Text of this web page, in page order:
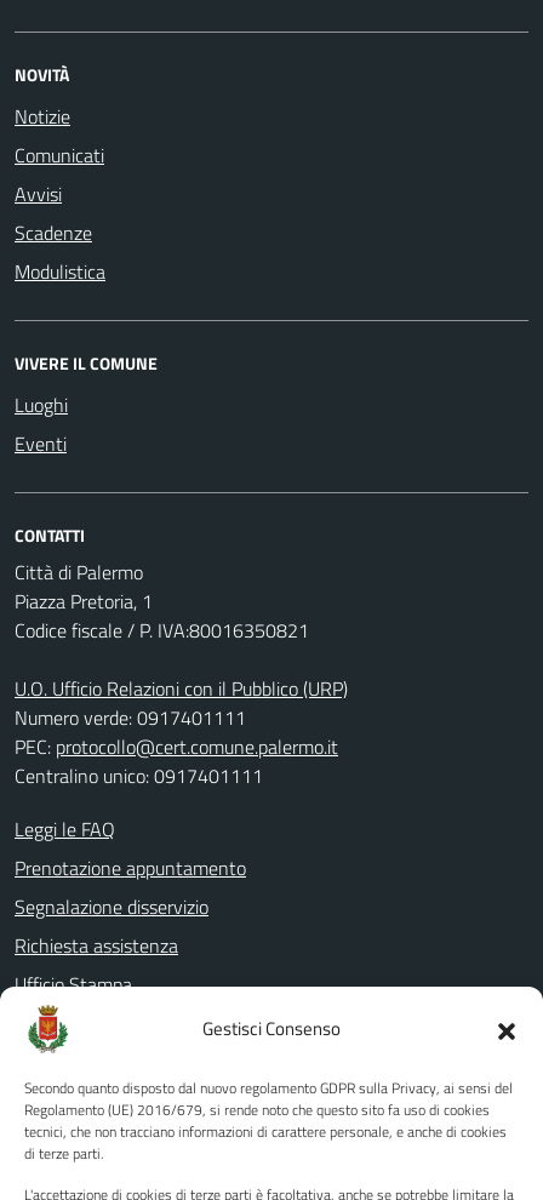
Gestisci Consenso
Secondo quanto disposto dal nuovo regolamento GDPR sulla Privacy, ai sensi del
Regolamento (UE) 2016/679, si rende noto che questo sito fa uso di cookies
tecnici, che non tracciano informazioni di carattere personale, e anche di cookies
di terze parti.
L'accettazione di cookies di terze parti è facoltativa, anche se potrebbe limitare la
NOVITÀ
Notizie
Comunicati
Avvisi
Scadenze
Modulistica
VIVERE IL COMUNE
Luoghi
Eventi
CONTATTI
Città di Palermo
Piazza Pretoria, 1
Codice fiscale / P. IVA:80016350821
U.O. Ufficio Relazioni con il Pubblico (URP)
Numero verde: 0917401111
PEC: protocollo@cert.comune.palermo.it
Centralino unico: 0917401111
Leggi le FAQ
Prenotazione appuntamento
Segnalazione disservizio
Richiesta assistenza
Ufficio Stampa
Amministrazione Trasparente
Albo pretorio
Informativa privacy
Note legali